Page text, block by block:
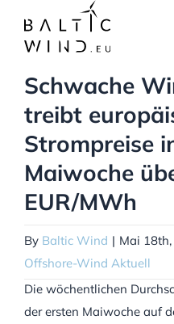
content
Schwache
treibt
Strompreise
Maiwoche
EUR/MWh
By Baltic Wind | Mai
Offshore-Wind Aktuell
Die wöchentlichen
der ersten Maiwoche auf